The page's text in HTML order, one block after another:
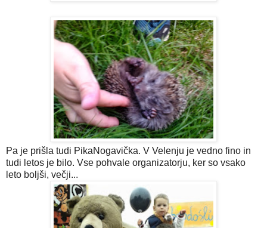
Pa je prišla tudi PikaNogavička. V Velenju je vedno fino in
tudi letos je bilo. Vse pohvale organizatorju, ker so vsako
leto boljši, večji...